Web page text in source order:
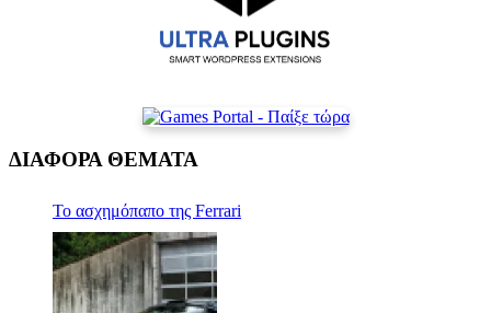
ΔΙΑΦΟΡΑ ΘΕΜΑΤΑ
Το ασχημόπαπο της Ferrari